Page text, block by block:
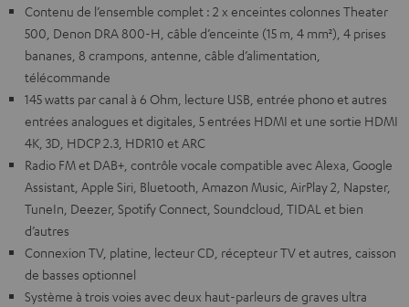
Contenu de l’ensemble complet : 2 x enceintes colonnes Theater
500, Denon DRA 800-H, câble d’enceinte (15 m, 4 mm²), 4 prises
bananes, 8 crampons, antenne, câble d’alimentation,
télécommande
145 watts par canal à 6 Ohm, lecture USB, entrée phono et autres
entrées analogues et digitales, 5 entrées HDMI et une sortie HDMI
4K, 3D, HDCP 2.3, HDR10 et ARC
Radio FM et DAB+, contrôle vocale compatible avec Alexa, Google
Assistant, Apple Siri, Bluetooth, Amazon Music, AirPlay 2, Napster,
TuneIn, Deezer, Spotify Connect, Soundcloud, TIDAL et bien
d’autres
Connexion TV, platine, lecteur CD, récepteur TV et autres, caisson
de basses optionnel
Système à trois voies avec deux haut-parleurs de graves ultra